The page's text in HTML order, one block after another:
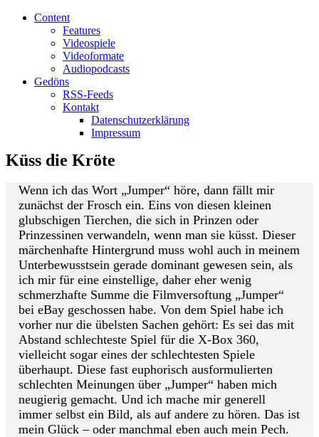
Content
Features
Videospiele
Videoformate
Audiopodcasts
Gedöns
RSS-Feeds
Kontakt
Datenschutzerklärung
Impressum
Küss die Kröte
Wenn ich das Wort „Jumper“ höre, dann fällt mir
zunächst der Frosch ein. Eins von diesen kleinen
glubschigen Tierchen, die sich in Prinzen oder
Prinzessinen verwandeln, wenn man sie küsst. Dieser
märchenhafte Hintergrund muss wohl auch in meinem
Unterbewusstsein gerade dominant gewesen sein, als
ich mir für eine einstellige, daher eher wenig
schmerzhafte Summe die Filmversoftung „Jumper“
bei eBay geschossen habe. Von dem Spiel habe ich
vorher nur die übelsten Sachen gehört: Es sei das mit
Abstand schlechteste Spiel für die X-Box 360,
vielleicht sogar eines der schlechtesten Spiele
überhaupt. Diese fast euphorisch ausformulierten
schlechten Meinungen über „Jumper“ haben mich
neugierig gemacht. Und ich mache mir generell
immer selbst ein Bild, als auf andere zu hören. Das ist
mein Glück – oder manchmal eben auch mein Pech.